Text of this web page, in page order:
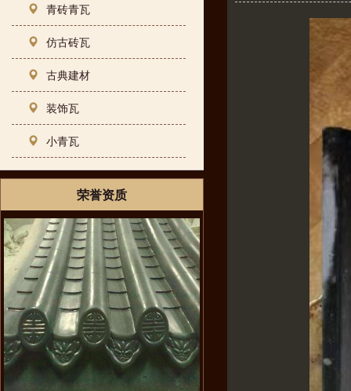
青砖青瓦
仿古砖瓦
古典建材
装饰瓦
小青瓦
荣誉资质